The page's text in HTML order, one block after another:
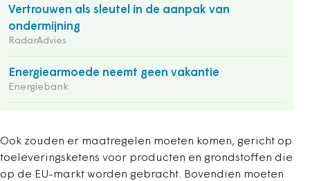
Vertrouwen als sleutel in de aanpak van
ondermijning
RadarAdvies
Energiearmoede neemt geen vakantie
Energiebank
Ook zouden er maatregelen moeten komen, gericht op
toeleveringsketens voor producten en grondstoffen die
op de EU-markt worden gebracht. Bovendien moeten